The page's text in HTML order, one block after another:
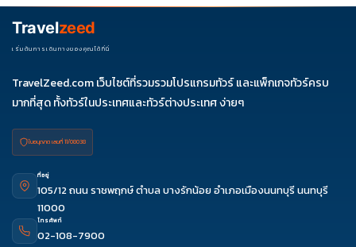
Travelzeed
เริ่มต้นการเดินทางของคุณได้ที่นี่
TravelZeed.com เว็บไซต์ที่รวมรวมโปรแกรมทัวร์ และแพ็กเกจทัวร์ครบ
มากที่สุด ทั้งทัวร์ในประเทศและทัวร์ต่างประเทศ ง่ายๆ
ใบอนุญาต เลขที่ 11/08038
ที่อยู่
105/12 ถนน ราชพฤกษ์ ตำบล บางรักน้อย อำเภอเมืองนนทบุรี นนทบุรี
11000
โทรศัพท์
02-108-7900